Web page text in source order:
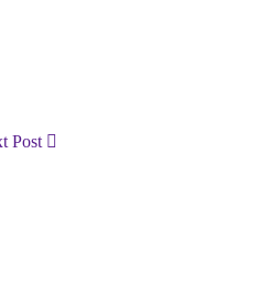
Post